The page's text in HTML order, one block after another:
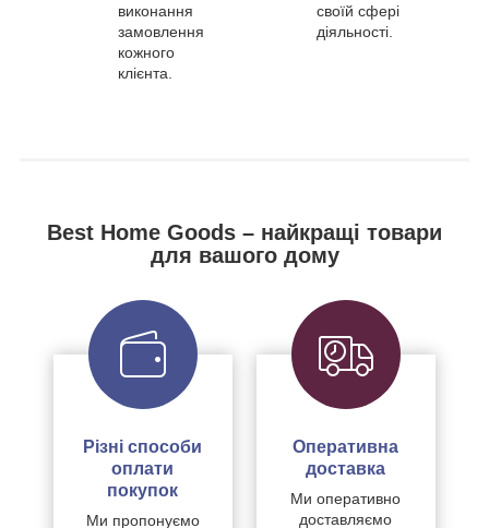
виконання
замовлення
кожного
клієнта.
своїй сфері
діяльності.
Best Home Goods – найкращі товари
для вашого дому
Різні способи
оплати
покупок
Ми пропонуємо
Оперативна
доставка
Ми оперативно
доставляємо